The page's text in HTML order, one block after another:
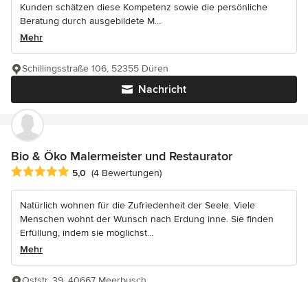
Kunden schätzen diese Kompetenz sowie die persönliche
Beratung durch ausgebildete M...
Mehr
Nachricht
Schillingsstraße 106, 52355 Düren
Bio & Öko Malermeister und Restaurator
Durchschnittliche Bewertung: 5 von 5 Sternen
5,0 (4 Bewertungen)
Natürlich wohnen für die Zufriedenheit der Seele. Viele
Menschen wohnt der Wunsch nach Erdung inne. Sie finden
Erfüllung, indem sie möglichst...
Mehr